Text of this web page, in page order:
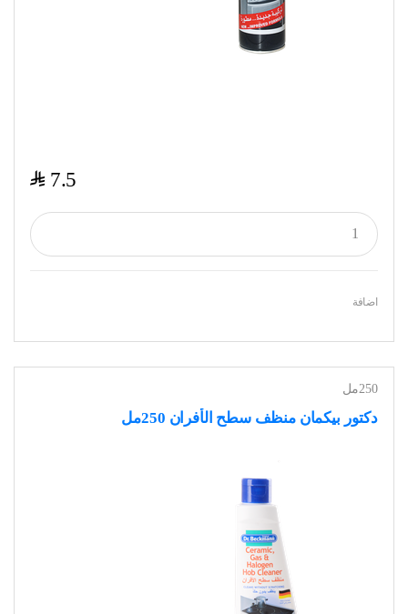
7.5
$
اضافة
250مل
دكتور بيكمان منظف سطح الأفران 250مل